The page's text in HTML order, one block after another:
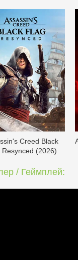
Creed Black
Resynced (2026)
/ Геймплей: